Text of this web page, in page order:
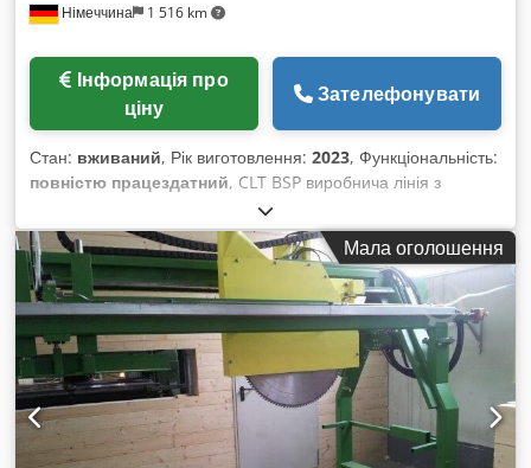
Німеччина 1 516 km
ціну
Зателефонувати
Стан: вживаний, Рік виготовлення: 2023, Функціональність:
повністю працездатний, CLT BSP виробнича лінія з
обробним центром з ЧПК Продуктивність: прибл. 25 000 м³/
рік при двозмінній роботі Опис функцій/склад обладнання: -
Подача поздовжніх ламелей: завантаження – розділення -
Подача поперечних ламелей: завантаження – вакуумне
розшарування – подача до строгального верстата -
Формування та буферизація поздовжніх шарів: підготовка
поздовжніх шарів і місце приймання - Формування та
буферизація поперечних шарів: двоповерховий буфер для
поперечних шарів – місце приймання поперечних шарів -
Зона укладання та нанесення клею: вакуумний портал
укладання – портал нанесення клею – стіл укладання -
Мала оголошення